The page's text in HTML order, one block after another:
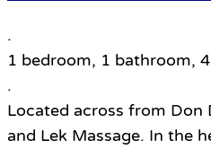
.
1 bedroom, 1 bathroom,
.
Located across from Don
and Lek Massage. In the